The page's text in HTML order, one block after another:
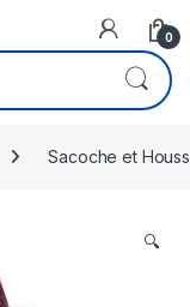
0
Sacoche et
🔍